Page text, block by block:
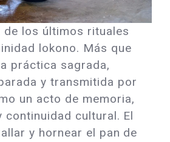
de los últimos rituales
lokono. Más que
práctica sagrada,
y transmitida por
un acto de memoria,
continuidad cultural. El
y hornear el pan de